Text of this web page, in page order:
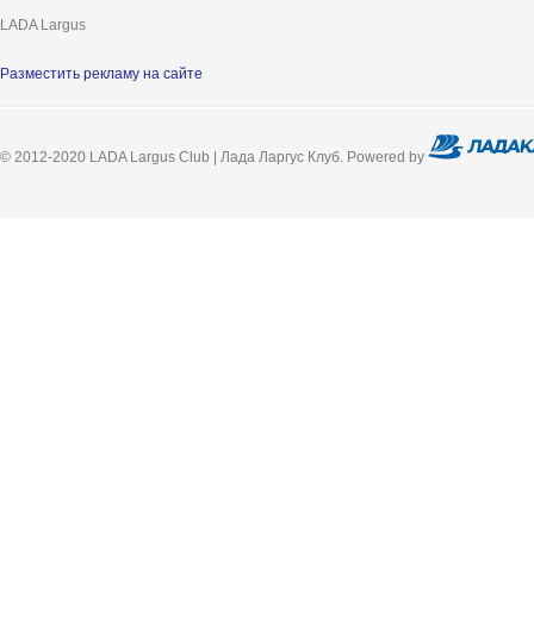
LADA Largus
Разместить рекламу на сайте
© 2012-2020 LADA Largus Club | Лада Ларгус Клуб. Powered by